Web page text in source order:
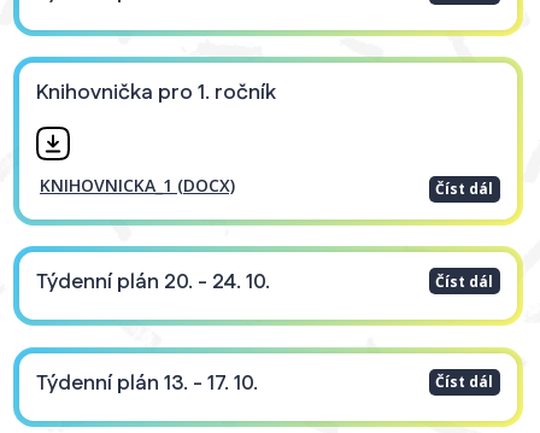
Knihovnička pro 1. ročník
KNIHOVNICKA_1 (DOCX) Číst dál
Týdenní plán 20. - 24. 10. Číst dál
Týdenní plán 13. - 17. 10. Číst dál